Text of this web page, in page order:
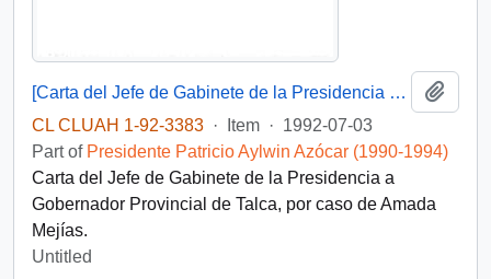
[Carta del Jefe de Gabinete de la Presidencia a Gobernador Provincial de Talca]
CL CLUAH 1-92-3383 · Item · 1992-07-03
Part of Presidente Patricio Aylwin Azócar (1990-1994)
Carta del Jefe de Gabinete de la Presidencia a
Gobernador Provincial de Talca, por caso de Amada
Mejías.
Untitled